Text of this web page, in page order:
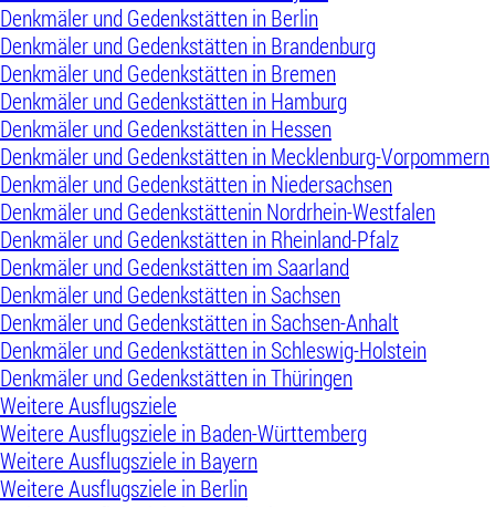
Denkmäler und Gedenkstätten in Berlin
Denkmäler und Gedenkstätten in Brandenburg
Denkmäler und Gedenkstätten in Bremen
Denkmäler und Gedenkstätten in Hamburg
Denkmäler und Gedenkstätten in Hessen
Denkmäler und Gedenkstätten in Mecklenburg-Vorpommern
Denkmäler und Gedenkstätten in Niedersachsen
Denkmäler und Gedenkstättenin Nordrhein-Westfalen
Denkmäler und Gedenkstätten in Rheinland-Pfalz
Denkmäler und Gedenkstätten im Saarland
Denkmäler und Gedenkstätten in Sachsen
Denkmäler und Gedenkstätten in Sachsen-Anhalt
Denkmäler und Gedenkstätten in Schleswig-Holstein
Denkmäler und Gedenkstätten in Thüringen
Weitere Ausflugsziele
Weitere Ausflugsziele in Baden-Württemberg
Weitere Ausflugsziele in Bayern
Weitere Ausflugsziele in Berlin